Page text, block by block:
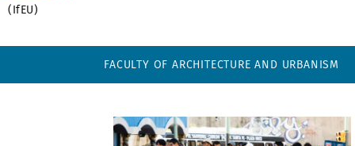
(IfEU)
FACULTY OF ARCHITECTURE AND URBANISM
No04